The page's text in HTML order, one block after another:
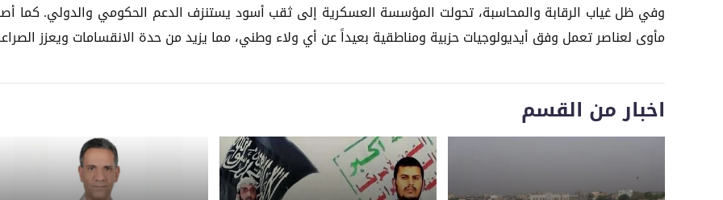
وفي ظل غياب الرقابة والمحاسبة، تحولت المؤسسة العسكرية إلى ثقب أسود يستنزف الدعم الحكومي والدولي. كما
مأوى لعناصر تعمل وفق أيديولوجيات حزبية ومناطقية بعيداً عن أي ولاء وطني، مما يزيد من حدة الانقسامات ويعزز
اخبار من القسم